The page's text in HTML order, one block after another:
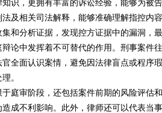
识，更拥有丰富的诉讼经验，能够为被
及相关司法解释，能够准确理解指控内
和分析证据，发现控方证据中的漏洞，
论中发挥着不可替代的作用。刑事案件
全面认识案情，避免因法律盲点或程序
。
庭审阶段，还包括案件前期的风险评估
成不利影响。此外，律师还可以代表当